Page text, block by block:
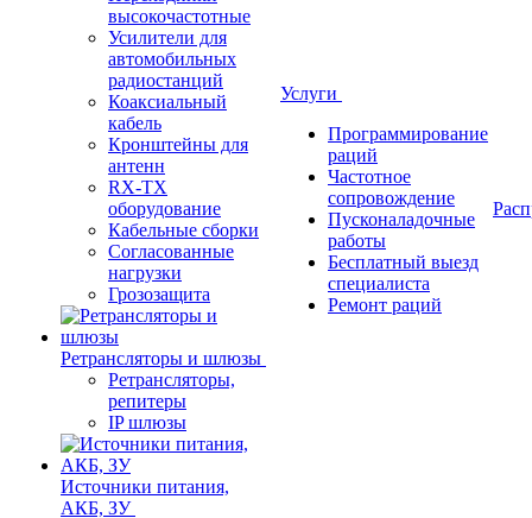
высокочастотные
Усилители для
автомобильных
радиостанций
Коаксиальный
кабель
Кронштейны для
антенн
RX-TX
оборудование
Кабельные сборки
Согласованные
нагрузки
Грозозащита
Ретрансляторы и шлюзы
Ретрансляторы,
репитеры
IP шлюзы
Источники питания,
АКБ, ЗУ
Услуги
Программирование
раций
Частотное
сопровождение
Пусконаладочные
работы
Бесплатный выезд
специалиста
Ремонт раций